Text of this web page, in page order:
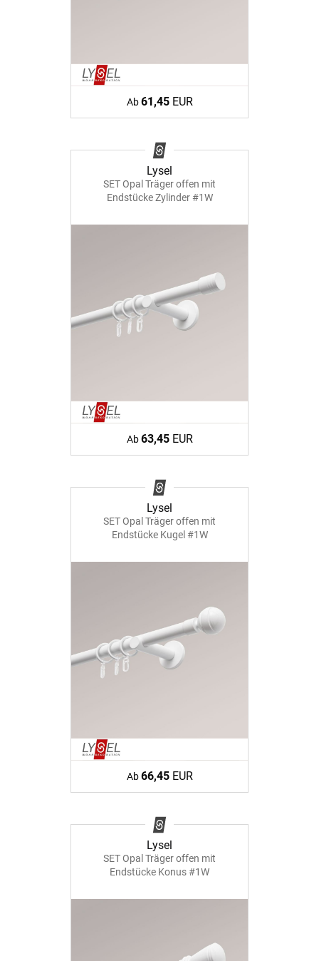
Ab61,45EUR
Lysel
SET Opal Träger offen mit
Endstücke Zylinder #1W
Ab63,45EUR
Lysel
SET Opal Träger offen mit
Endstücke Kugel #1W
Ab66,45EUR
Lysel
SET Opal Träger offen mit
Endstücke Konus #1W